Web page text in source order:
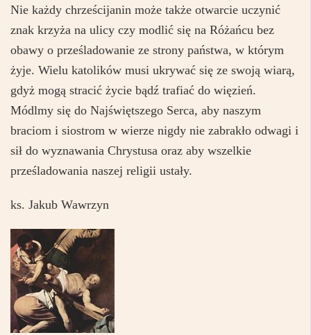
Nie każdy chrześcijanin może także otwarcie uczynić
znak krzyża na ulicy czy modlić się na Różańcu bez
obawy o prześladowanie ze strony państwa, w którym
żyje. Wielu katolików musi ukrywać się ze swoją wiarą,
gdyż mogą stracić życie bądź trafiać do więzień.
Módlmy się do Najświętszego Serca, aby naszym
braciom i siostrom w wierze nigdy nie zabrakło odwagi i
sił do wyznawania Chrystusa oraz aby wszelkie
prześladowania naszej religii ustały.
ks. Jakub Wawrzyn